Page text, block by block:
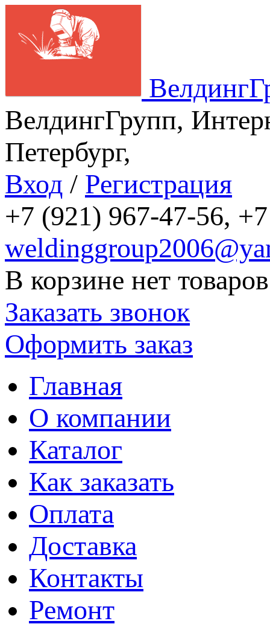
ВелдингГрупп,
Петербург,
Вход / Регистрация
+7 (921) 967-47-56,
В корзине нет товаров
Заказать звонок
Оформить заказ
Главная
О компании
Каталог
Как заказать
Оплата
Доставка
Контакты
Ремонт